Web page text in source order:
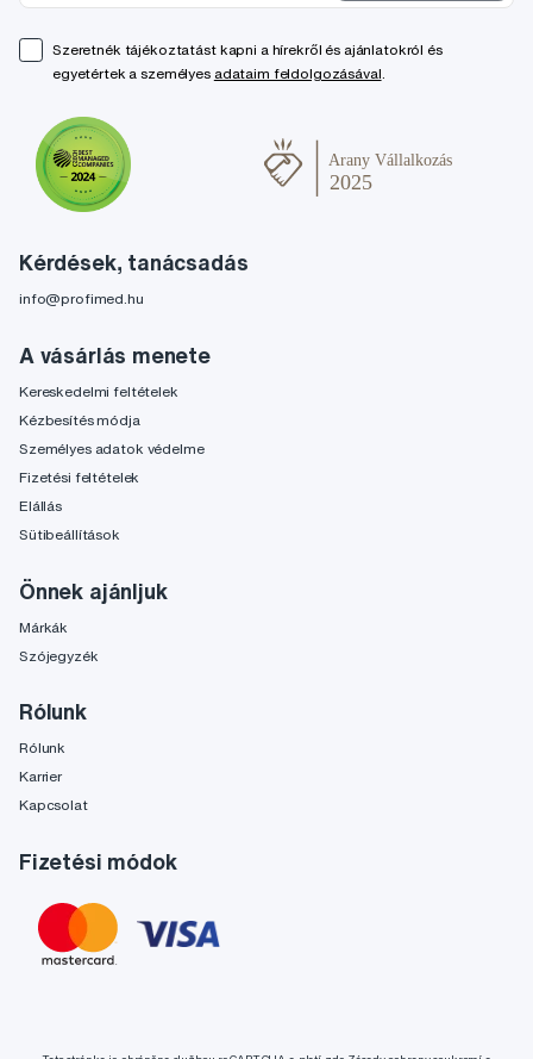
Kérdések, tanácsadás
info@profimed.hu
A vásárlás menete
Kereskedelmi feltételek
Kézbesítés módja
Személyes adatok védelme
Fizetési feltételek
Elállás
Sütibeállítások
Önnek ajánljuk
Márkák
Szójegyzék
Rólunk
Rólunk
Karrier
Kapcsolat
Fizetési módok
Szeretnék tájékoztatást kapni a hírekről és ajánlatokról és
egyetértek a személyes adataim feldolgozásával